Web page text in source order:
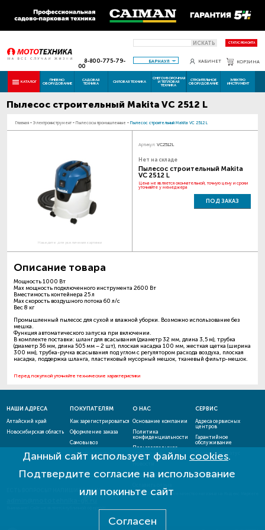
ИСКАТЬ СТАТУС РЕМОНТА
8-800-775-79-
00
БАРНАУЛ КАБИНЕТ КОРЗИНА
КАТАЛОГ ПНЕВМО
ОБОРУДОВАНИЕ
САДОВАЯ
ТЕХНИКА СИЛОВАЯ ТЕХНИКА
СНЕГОУБОРОЧНАЯ
И ТЕПЛОВАЯ
ТЕХНИКА
СТРОИТЕЛЬНОЕ
ОБОРУДОВАНИЕ
ЭЛЕКТРО
ИНСТРУМЕНТ
Пылесос строительный Makita VC 2512 L
Главная - Электроинструмент - Пылесосы промышленные - Пылесос строительный Makita VC 2512 L
Наведите для увеличения картинки
Артикул: VC2512L
Нет на складе
Пылесос строительный Makita
VC 2512 L
Цена не является окончательной, точную цену и сроки
уточняйте у менеджера
ПОД ЗАКАЗ
Описание товара
Мощность 1000 Вт
Max мощность подключенного инструмента 2600 Вт
Вместимость контейнера 25 л
Max скорость воздушного потока 60 л/с
Вес 8 кг
Промышленный пылесос для сухой и влажной уборки. Возможно использование без
мешка.
Функция автоматического запуска при включении.
В комплекте поставки: шланг для всасывания (диаметр 32 мм, длина 3,5 м), трубка
(диаметр 36 мм, длина 505 мм – 2 шт), плоская насадка 100 мм, жесткая щетка (ширина
300 мм), трубка-ручка всасывания под углом с регулятором расхода воздуха, плоская
насадка, поддержка шланга, пластиковый мусорный мешок, тканевый фильтр-мешок.
Перед покупкой уточняйте технические характеристики
Данный сайт использует файлы cookies.
Подтвердите согласие на использование
или покиньте сайт
Согласен
НАШИ АДРЕСА
Алтайский край
Новосибирская область
ПОКУПАТЕЛЯМ
Как зарегистрироваться
Оформление заказа
Самовывоз
Способы оплаты
О НАС
Основание компании
Политика
конфиденциальности
Пользовательское
соглашение
Акции и скидки
СЕРВИС
Адреса сервисных
центров
Гарантийное
обслуживание
Проверить статус
ремонта
ЕСТЬ ВОПРОСЫ? НАПИШИТЕ НАМ!